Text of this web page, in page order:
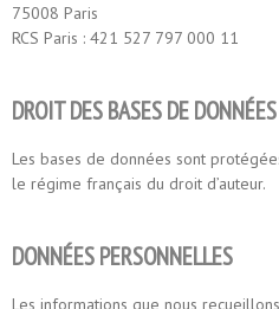
75008 Paris
RCS Paris : 421 527 797 000 11
DROIT DES BASES DE DONNÉES
Les bases de données sont
le régime français du droit d’auteur.
DONNÉES PERSONNELLES
Les informations que nous